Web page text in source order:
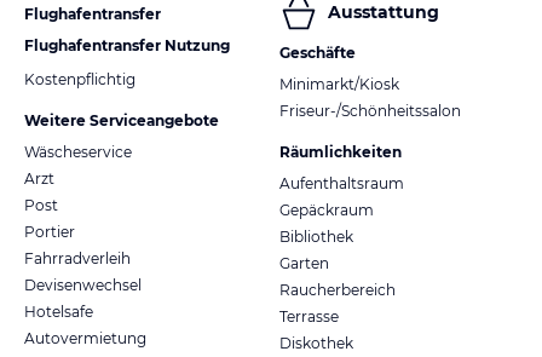
Flughafentransfer
Flughafentransfer Nutzung
Kostenpflichtig
Weitere Serviceangebote
Wäscheservice
Arzt
Post
Portier
Fahrradverleih
Devisenwechsel
Hotelsafe
Autovermietung
Ausstattung
Geschäfte
Minimarkt/Kiosk
Friseur-/Schönheitssalon
Räumlichkeiten
Aufenthaltsraum
Gepäckraum
Bibliothek
Garten
Raucherbereich
Terrasse
Diskothek